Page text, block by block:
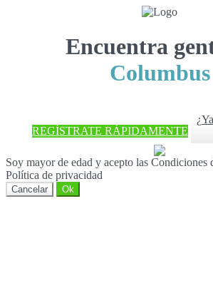
Encuentra
Columbus
REGÍSTRATE RÁPIDAMENTE
Soy mayor de edad y acepto las
Política de privacidad
Cancelar Ok